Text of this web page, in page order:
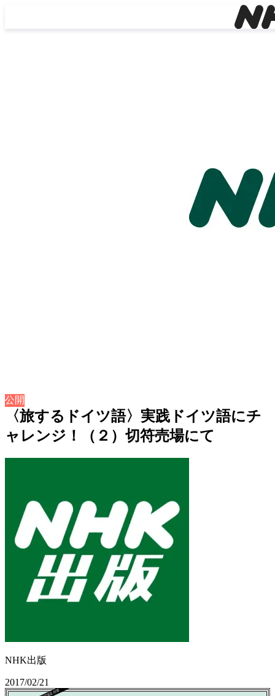
公開
〈旅するドイツ語〉実践ドイツ語にチ
ャレンジ！（２）切符売場にて
NHK出版
2017/02/21